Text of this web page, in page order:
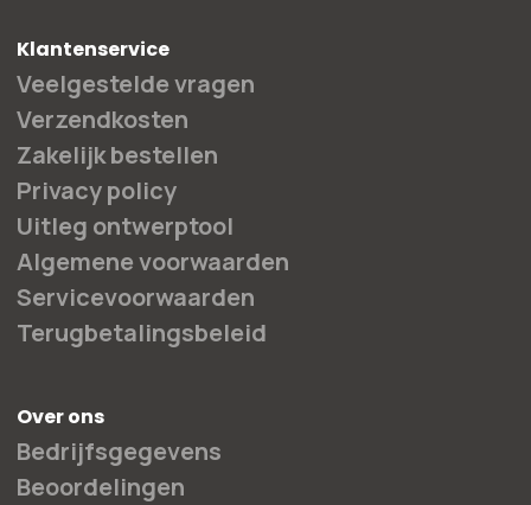
Klantenservice
Veelgestelde vragen
Verzendkosten
Zakelijk bestellen
Privacy policy
Uitleg ontwerptool
Algemene voorwaarden
Servicevoorwaarden
Terugbetalingsbeleid
Over ons
Bedrijfsgegevens
Beoordelingen